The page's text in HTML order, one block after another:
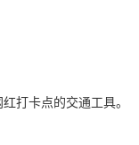
打卡点的交通工具。